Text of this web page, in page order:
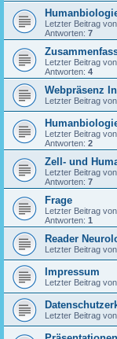
Letzter Beitrag von
Antworten: 7
Letzter Beitrag von
Antworten: 4
Webpräsenz
Letzter Beitrag von
Letzter Beitrag von
Antworten: 2
Zell- und
Letzter Beitrag von
Antworten: 7
Frage
Letzter Beitrag von
Antworten: 1
Reader
Letzter Beitrag von
Impressum
Letzter Beitrag von
Letzter Beitrag von